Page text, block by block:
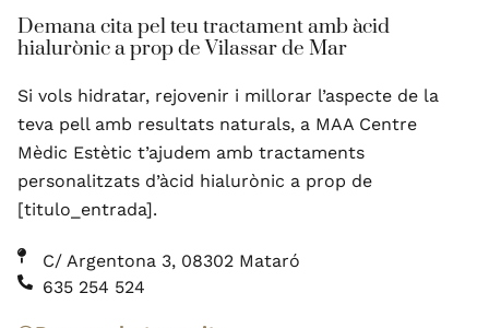
Demana cita pel teu tractament amb àcid
hialurònic a prop de Vilassar de Mar
Si vols hidratar, rejovenir i millorar l’aspecte de la
teva pell amb resultats naturals, a MAA Centre
Mèdic Estètic t’ajudem amb tractaments
personalitzats d’àcid hialurònic a prop de
[titulo_entrada].
C/ Argentona 3, 08302 Mataró
635 254 524